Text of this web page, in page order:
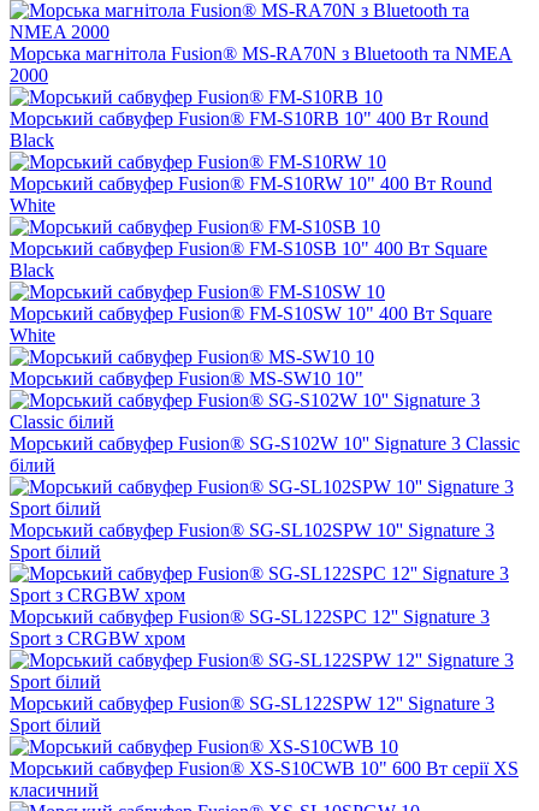
Морська магнітола Fusion® MS-RA70N з Bluetooth та NMEA
2000
Морський сабвуфер Fusion® FM-S10RB 10" 400 Вт Round
Black
Морський сабвуфер Fusion® FM-S10RW 10" 400 Вт Round
White
Морський сабвуфер Fusion® FM-S10SB 10" 400 Вт Square
Black
Морський сабвуфер Fusion® FM-S10SW 10" 400 Вт Square
White
Морський сабвуфер Fusion® MS-SW10 10"
Морський сабвуфер Fusion® SG-S102W 10'' Signature 3 Classic
білий
Морський сабвуфер Fusion® SG-SL102SPW 10'' Signature 3
Sport білий
Морський сабвуфер Fusion® SG-SL122SPC 12'' Signature 3
Sport з CRGBW хром
Морський сабвуфер Fusion® SG-SL122SPW 12'' Signature 3
Sport білий
Морський сабвуфер Fusion® XS-S10CWB 10" 600 Вт серії XS
класичний